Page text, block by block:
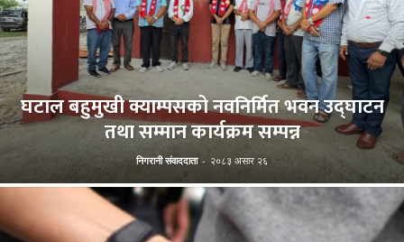
घटाल बहुमुखी क्याम्पसको नवनिर्मित भवन उद्घाटन
तथा सम्मान कार्यक्रम सम्पन्न
निगरानी संवाददाता - २०८३ असार २६